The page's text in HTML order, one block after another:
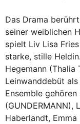
Das Drama
seiner weiblichen
spielt Liv Lisa
starke, stille
Hegemann (Thalia
Leinwanddebüt
Ensemble
(GUNDERMANN),
Haberlandt,